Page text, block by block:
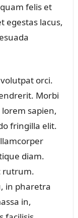
felis et
egestas lacus,
orci.
Morbi
sapien,
fringilla elit.
diam.
rutrum.
in pharetra
in,